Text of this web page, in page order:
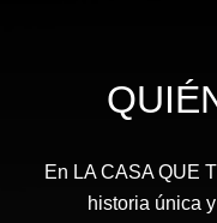
En LA CASA QUE
historia única